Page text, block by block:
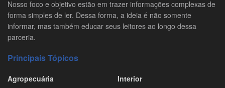
Nosso foco e objetivo estão em trazer informações complexas de
forma simples de ler. Dessa forma, a ideia é não somente
informar, mas também educar seus leitores ao longo dessa
parceria.
Principais Tópicos
Agropecuária
Interior